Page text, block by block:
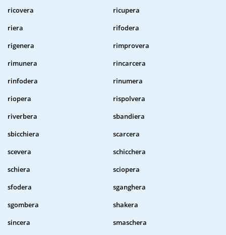
ricovera
ricupera
riera
rifodera
rigenera
rimprovera
rimunera
rincarcera
rinfodera
rinumera
riopera
rispolvera
riverbera
sbandiera
sbicchiera
scarcera
scevera
schicchera
schiera
sciopera
sfodera
sganghera
sgombera
shakera
sincera
smaschera